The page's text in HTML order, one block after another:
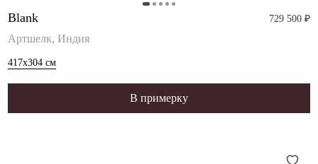
Blank 729 500 ₽
Артшелк, Индия
417x304 см
В примерку